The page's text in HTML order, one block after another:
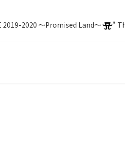
2019-2020 ～Promised Land～ "